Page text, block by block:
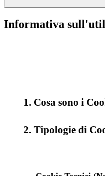
Informativa
1. Cosa sono i
2. Tipologie di